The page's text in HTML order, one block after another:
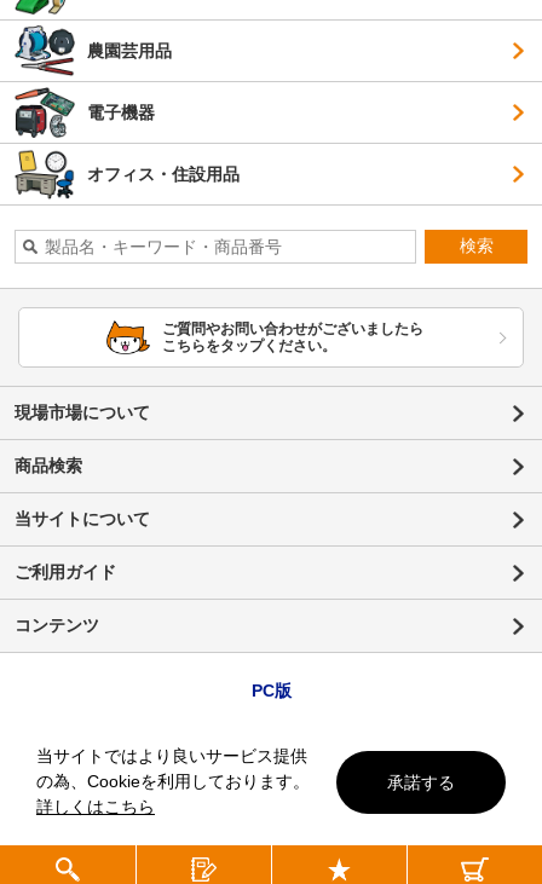
農園芸用品
電子機器
オフィス・住設用品
検索
ご質問やお問い合わせがございましたら
こちらをタップください。
現場市場について
商品検索
当サイトについて
ご利用ガイド
コンテンツ
PC版
当サイトではより良いサービス提供
の為、Cookieを利用しております。
詳しくはこちら
承諾する